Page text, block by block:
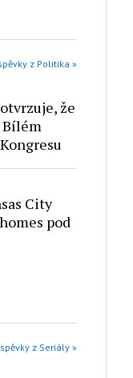
z Politika »
že
Bílém
City
pod
z Seriály »